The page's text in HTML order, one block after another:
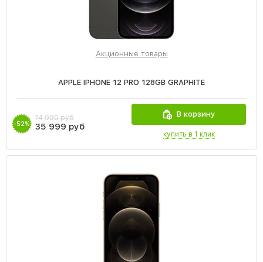
Акционные товары
APPLE IPHONE 12 PRO 128GB GRAPHITE
-52%
74 990 руб
35 999 руб
В корзину
купить в 1 клик